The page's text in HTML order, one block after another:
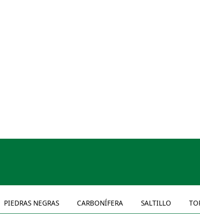
PIEDRAS NEGRAS CARBONÍFERA SALTILLO